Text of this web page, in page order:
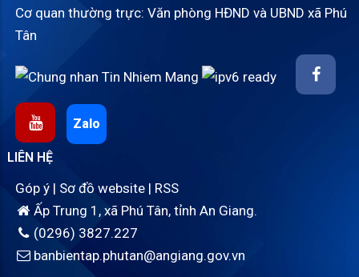
Cơ quan thường trực: Văn phòng HĐND và UBND xã Phú
Tân
Zalo
LIÊN HỆ
Góp ý | Sơ đồ website | RSS
Ấp Trung 1, xã Phú Tân, tỉnh An Giang.
(0296) 3827.227
banbientap.phutan@angiang.gov.vn